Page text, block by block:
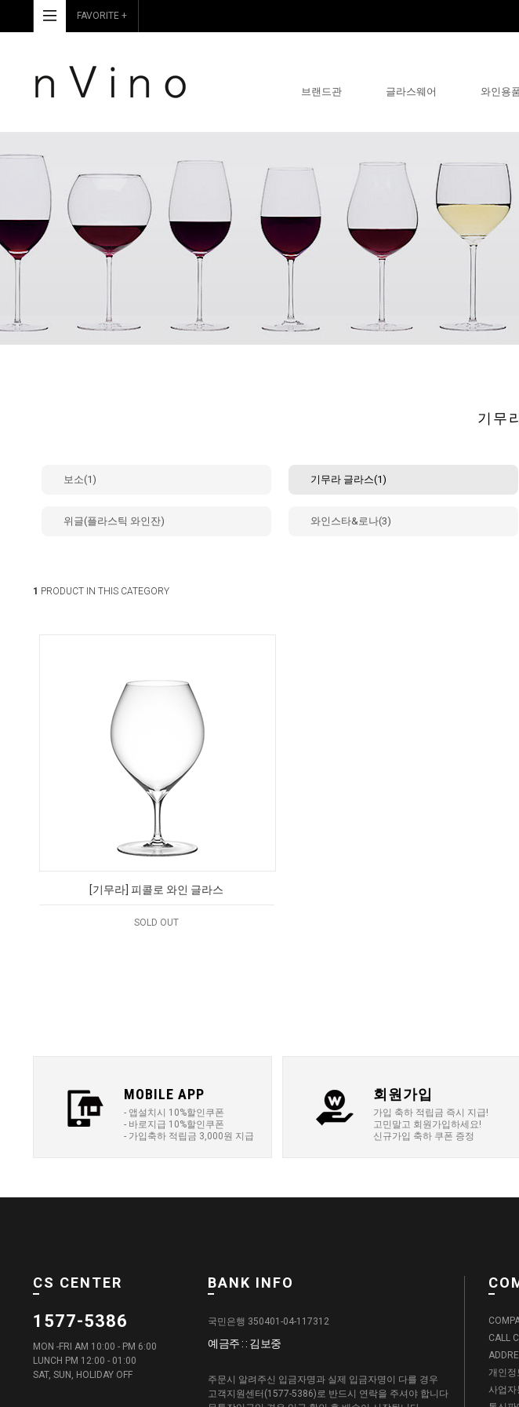
FAVORITE +
브랜드관 글라스웨어 와인용
기무
보소(1) 기무라 글라스(1)
위글(플라스틱 와인잔) 와인스타&로나(3)
1 PRODUCT IN THIS CATEGORY
[기무라] 피콜로 와인 글라스
SOLD OUT
MOBILE APP
- 앱설치시 10%할인쿠폰
- 바로지급 10%할인쿠폰
- 가입축하 적립금 3,000원 지급
회원가입
가입 축하 적립금 즉시 지급!
고민말고 회원가입하세요!
신규가입 축하 쿠폰 증정
CS CENTER
1577-5386
MON -FRI AM 10:00 - PM 6:00
LUNCH PM 12:00 - 01:00
SAT, SUN, HOLIDAY OFF
BANK INFO
국민은행 350401-04-117312
예금주 : : 김보중
주문시 알려주신 입금자명과 실제 입금자명이 다를 경우
고객지원센터(1577-5386)로 반드시 연락을 주셔야 합니다
CALL
개인정
사업